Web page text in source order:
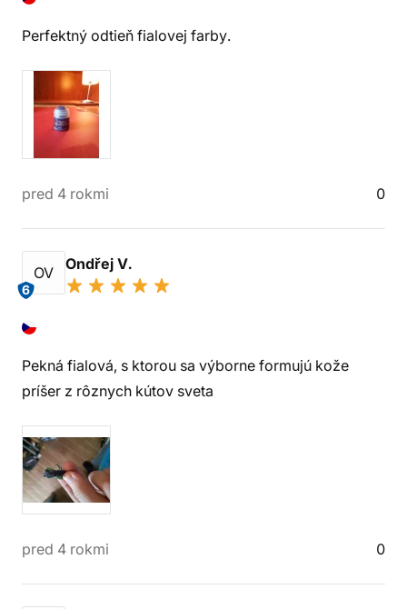
Perfektný odtieň fialovej farby.
pred 4 rokmi 0
OV
6
Ondřej V.
Pekná fialová, s ktorou sa výborne formujú kože
príšer z rôznych kútov sveta
pred 4 rokmi 0